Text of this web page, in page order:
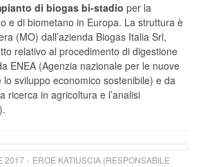
di biogas bi-stadio per la
e di biometano in Europa. La struttura è
(MO) dall’azienda Biogas Italia Srl,
relativo al procedimento di digestione
ENEA (Agenzia nazionale per le nuove
sviluppo economico sostenibile) e da
ricerca in agricoltura e l’analisi
2017
EROE KATIUSCIA (RESPONSABILE